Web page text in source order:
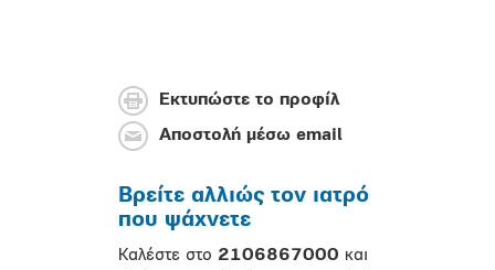
Εκτυπώστε το προφίλ
Αποστολή μέσω email
Βρείτε αλλιώς τον ιατρό
που ψάχνετε
Καλέστε στο 2106867000 και